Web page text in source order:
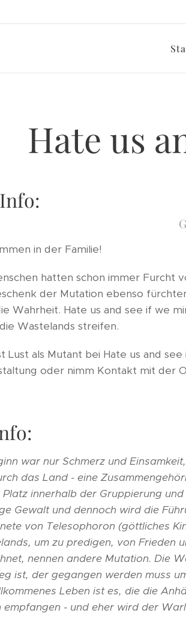
Hate us
in der Familie!
hatten schon immer Furcht
der Mutation ebenso
Wahrheit. Hate us and see if we
Wastelands streifen.
Lust als Mutant bei Hate us and
oder nimm Kontakt mit der
war nur Schmerz und
das Land - eine
Platz innerhalb der Gruppierung
Gewalt und dennoch wird die
von Telesophoron (göttliches
um zu predigen, von Frieden
nennen andere Mutation. Die
ist, der gegangen werden muss
Leben ist es, die die
empfangen - und eher wird der